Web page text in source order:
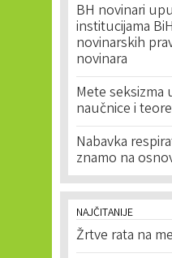
BH novinari
institucijama
novinarskih
novinara
Mete seksizma
naučnice i
Nabavka
znamo na
NAJČITANIJE
Žrtve rata na